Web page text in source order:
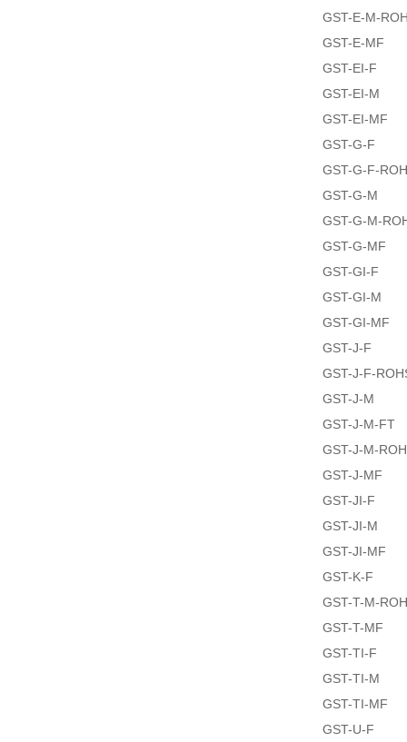
GST-E-M-
GST-E-MF
GST-EI-F
GST-EI-M
GST-EI-MF
GST-G-F
GST-G-F-
GST-G-M
GST-G-M-
GST-G-MF
GST-GI-F
GST-GI-M
GST-GI-MF
GST-J-F
GST-J-F-
GST-J-M
GST-J-M-FT
GST-J-M-
GST-J-MF
GST-JI-F
GST-JI-M
GST-JI-MF
GST-K-F
GST-T-M-
GST-T-MF
GST-TI-F
GST-TI-M
GST-TI-MF
GST-U-F